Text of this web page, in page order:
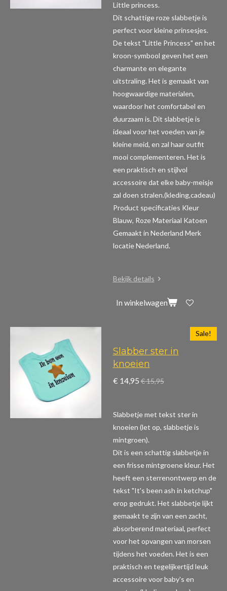
Little princess.
Dit schattige roze slabbetje is
perfect voor kleine prinsesjes.
De tekst "Little Princess" en het
kroon-symbool geven het een
charmante en elegante
uitstraling. Het is gemaakt van
hoogwaardige materialen,
waardoor het comfortabel en
duurzaam is. Dit slabbetje is
ideaal voor het voeden van je
kleine meid, en zal haar outfit
mooi complementeren. Het is
een praktisch en stijlvol
accessoire dat elke baby-meisje
zal doen stralen.(kleding,cadeau)
Product specificaties Kleur
Blauw, Roze Materiaal Katoen
Gemaakt in Nederland Merk
locatie Nederland.
Bekijk details
In winkelwagen
Sale!
Slabber ster in
knoeien
€ 14,95 € 15,95
Slabbetje met tekst ster in
knoeien (let op, slabbetje is
mintgroen).
Dit is een schattig slabbetje in
een frisse mintgroene kleur. Het
heeft een sterrenontwerp en de
tekst "It's been ash in ketchup"
erop gedrukt. Het slabbetje lijkt
gemaakt te zijn van een zacht,
absorberend materiaal, perfect
voor het opvangen van morsen
tijdens het voeden. Het is een
praktisch en tegelijkertijd leuk
accessoire voor baby's en